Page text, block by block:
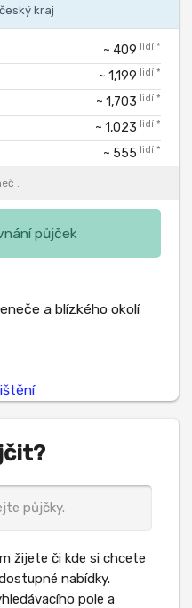
kraj
~ 409 lidí *
~ 1,199 lidí *
~ 1,703 lidí *
~ 1,023 lidí *
~ 555 lidí *
.
půjček
žijete či kde si chcete
nabídky.
pole a